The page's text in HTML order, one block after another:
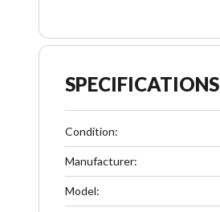
SPECIFICATIONS
Condition:
Manufacturer:
Model: